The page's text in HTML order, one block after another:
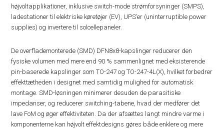
højvoltapplikationer, inklusive switch-mode strømforsyninger (SMPS),
ladestationer til elektriske køretøjer (EV), UPS’er (uninterruptible power
supplies) og invertere til solcellepaneler.
De overflademonterede (SMD) DFN8x8-kapslinger reducerer den
fysiske volumen med mere end 90 % sammenlignet med eksisterende
pin-baserede kapslinger som TO-247 og TO-247-4L(X), hvilket forbedrer
effekttætheden i designet med samtidig mulighed for automatisk
montage. SMD-løsningen minimerer desuden de parasitiske
impedanser, og reducerer switching-tabene, hvad der medfører det
lave FoM og øger effektiviteten. Da der afsættes langt mindre varme i
komponenterne kan højvolt effektdesigns gøres både enklere og mere